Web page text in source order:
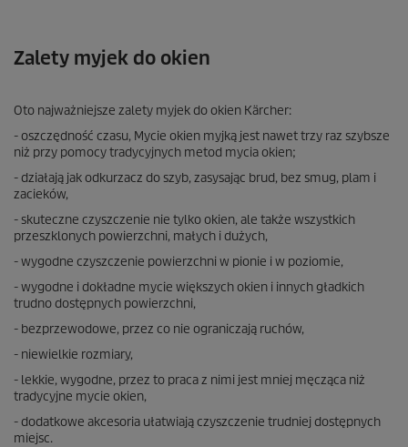
Zalety myjek do okien
Oto najważniejsze zalety myjek do okien Kärcher:
- oszczędność czasu, Mycie okien myjką jest nawet trzy raz szybsze
niż przy pomocy tradycyjnych metod mycia okien;
- działają jak odkurzacz do szyb, zasysając brud, bez smug, plam i
zacieków,
- skuteczne czyszczenie nie tylko okien, ale także wszystkich
przeszklonych powierzchni, małych i dużych,
- wygodne czyszczenie powierzchni w pionie i w poziomie,
- wygodne i dokładne mycie większych okien i innych gładkich
trudno dostępnych powierzchni,
- bezprzewodowe, przez co nie ograniczają ruchów,
- niewielkie rozmiary,
- lekkie, wygodne, przez to praca z nimi jest mniej męcząca niż
tradycyjne mycie okien,
- dodatkowe akcesoria ułatwiają czyszczenie trudniej dostępnych
miejsc.